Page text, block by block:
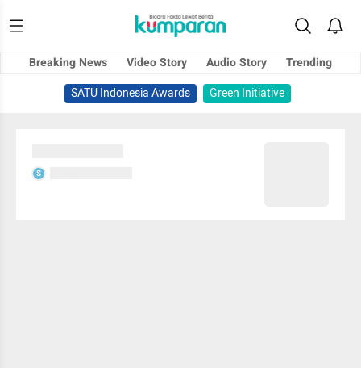
Breaking News Video Story Audio Story
Trending
SATU Indonesia Awards
Green Initiative
S